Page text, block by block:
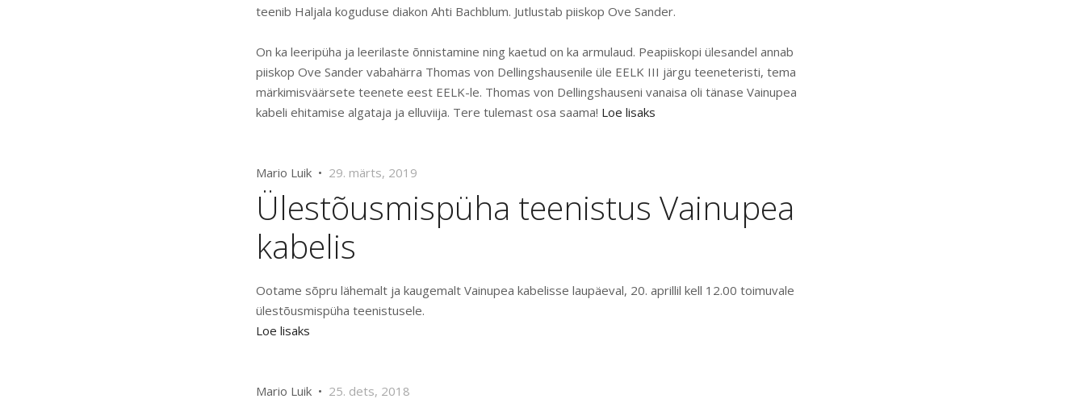
teenib Haljala koguduse diakon Ahti Bachblum. Jutlustab piiskop Ove Sander.
On ka leeripüha ja leerilaste õnnistamine ning kaetud on ka armulaud. Peapiiskopi ülesandel annab
piiskop Ove Sander vabahärra Thomas von Dellingshausenile üle EELK III järgu teeneteristi, tema
märkimisväärsete teenete eest EELK-le. Thomas von Dellingshauseni vanaisa oli tänase Vainupea
kabeli ehitamise algataja ja elluviija. Tere tulemast osa saama! Loe lisaks
Mario Luik • 29. märts, 2019
Ülestõusmispüha teenistus Vainupea
kabelis
Ootame sõpru lähemalt ja kaugemalt Vainupea kabelisse laupäeval, 20. aprillil kell 12.00 toimuvale
ülestõusmispüha teenistusele.
Loe lisaks
Mario Luik • 25. dets, 2018